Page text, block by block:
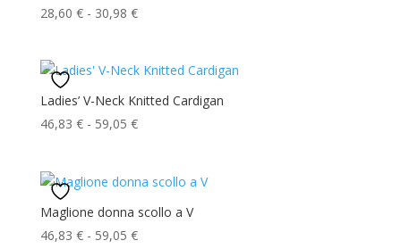
28,60 € - 30,98 €Fascia
da
28,60 €
Ladies’ V-Neck Knitted Cardigan
46,83 € - 59,05 €Fascia
da
46,83 €
Maglione donna scollo a V
46,83 € - 59,05 €Fascia